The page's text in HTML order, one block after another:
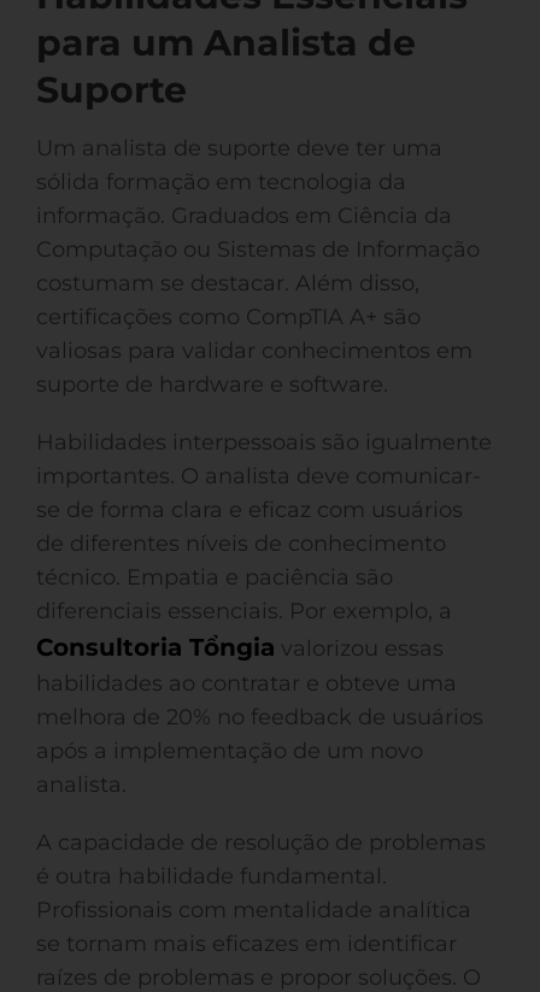
para um Analista de
Suporte
Um analista de suporte deve ter uma
sólida formação em tecnologia da
informação. Graduados em Ciência da
Computação ou Sistemas de Informação
costumam se destacar. Além disso,
certificações como CompTIA A+ são
valiosas para validar conhecimentos em
suporte de hardware e software.
Habilidades interpessoais são igualmente
importantes. O analista deve comunicar-
se de forma clara e eficaz com usuários
de diferentes níveis de conhecimento
técnico. Empatia e paciência são
diferenciais essenciais. Por exemplo, a
Consultoria Tổngia valorizou essas
habilidades ao contratar e obteve uma
melhora de 20% no feedback de usuários
após a implementação de um novo
analista.
A capacidade de resolução de problemas
é outra habilidade fundamental.
Profissionais com mentalidade analítica
se tornam mais eficazes em identificar
raízes de problemas e propor soluções. O